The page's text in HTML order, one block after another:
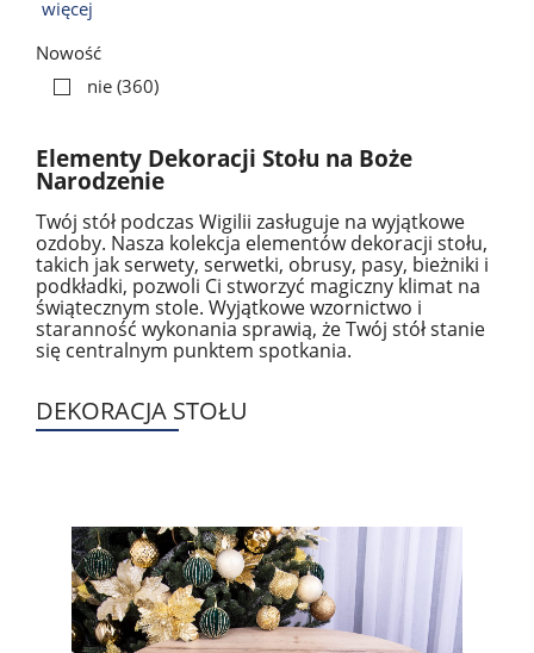
więcej
Nowość
nie (360)
Elementy Dekoracji Stołu na Boże
Narodzenie
Twój stół podczas Wigilii zasługuje na wyjątkowe
ozdoby. Nasza kolekcja elementów dekoracji stołu,
takich jak serwety, serwetki, obrusy, pasy, bieżniki i
podkładki, pozwoli Ci stworzyć magiczny klimat na
świątecznym stole. Wyjątkowe wzornictwo i
staranność wykonania sprawią, że Twój stół stanie
się centralnym punktem spotkania.
DEKORACJA STOŁU